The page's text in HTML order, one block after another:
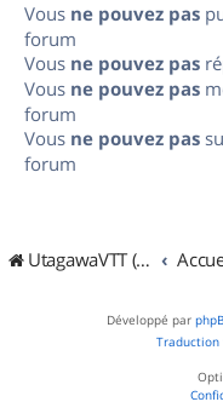
Vous ne pouvez pas
forum
Vous ne pouvez pas
Vous ne pouvez pas
forum
Vous ne pouvez pas
forum
UtagawaVTT (Randos VTT et VTTAE avec traces GPS)
Développé par
Traduction